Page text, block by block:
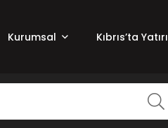
Kurumsal Kıbrıs’ta